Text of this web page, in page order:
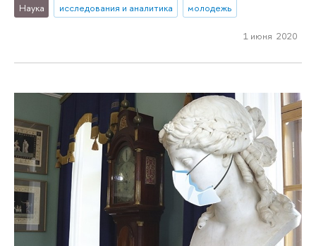
Наука исследования и аналитика молодежь
1 июня 2020